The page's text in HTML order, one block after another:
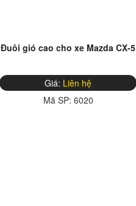
Đuôi gió cao cho xe Mazda CX-5
Giá: Liên hệ
Mã SP: 6020